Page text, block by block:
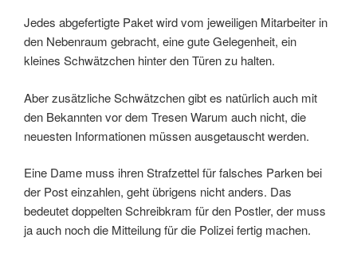
Jedes abgefertigte Paket wird vom jeweiligen Mitarbeiter in
den Nebenraum gebracht, eine gute Gelegenheit, ein
kleines Schwätzchen hinter den Türen zu halten.
Aber zusätzliche Schwätzchen gibt es natürlich auch mit
den Bekannten vor dem Tresen Warum auch nicht, die
neuesten Informationen müssen ausgetauscht werden.
Eine Dame muss ihren Strafzettel für falsches Parken bei
der Post einzahlen, geht übrigens nicht anders. Das
bedeutet doppelten Schreibkram für den Postler, der muss
ja auch noch die Mitteilung für die Polizei fertig machen.